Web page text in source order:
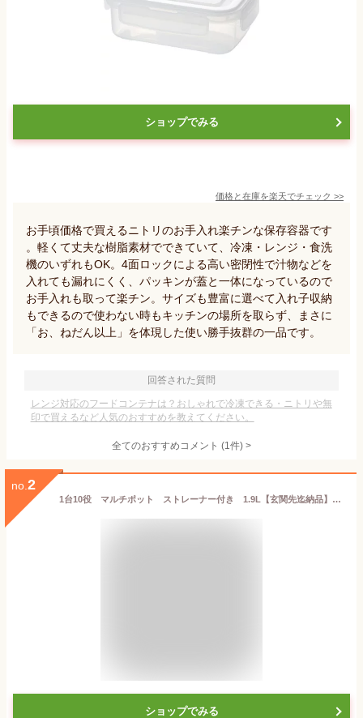
ショップでみる
価格と在庫を楽天でチェック >>
お手頃価格で買えるニトリのお手入れ楽チンな保存容器です
。軽くて丈夫な樹脂素材でできていて、冷凍・レンジ・食洗
機のいずれもOK。4面ロックによる高い密閉性で汁物などを
入れても漏れにくく、パッキンが蓋と一体になっているので
お手入れも取って楽チン。サイズも豊富に選べて入れ子収納
もできるので使わない時もキッチンの場所を取らず、まさに
「お、ねだん以上」を体現した使い勝手抜群の一品です。
回答された質問
レンジ対応のフードコンテナは？おしゃれで冷凍できる・ニトリや無
印で買えるなど人気のおすすめを教えてください。
全てのおすすめコメント (1件) >
no. 2
1台10役 マルチポット ストレーナー付き 1.9L【玄関先迄納品】ニトリ
ショップでみる